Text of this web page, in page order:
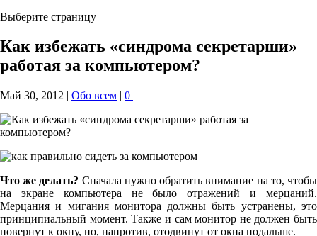
Выберите страницу
Как избежать «синдрома секретарши»
работая за компьютером?
Май 30, 2012 | Обо всем | 0 |
Что же делать? Сначала нужно обратить внимание на то, чтобы
на экране компьютера не было отражений и мерцаний.
Мерцания и мигания монитора должны быть устранены, это
принципиальный момент. Также и сам монитор не должен быть
повернут к окну, но, напротив, отодвинут от окна подальше.